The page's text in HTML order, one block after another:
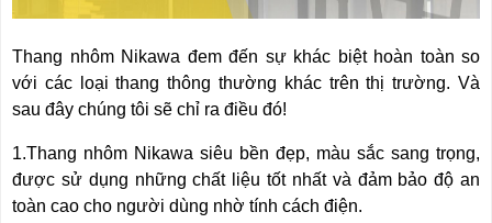
Thang nhôm Nikawa đem đến sự khác biệt hoàn toàn so
với các loại thang thông thường khác trên thị trường. Và
sau đây chúng tôi sẽ chỉ ra điều đó!
1.Thang nhôm Nikawa siêu bền đẹp, màu sắc sang trọng,
được sử dụng những chất liệu tốt nhất và đảm bảo độ an
toàn cao cho người dùng nhờ tính cách điện.